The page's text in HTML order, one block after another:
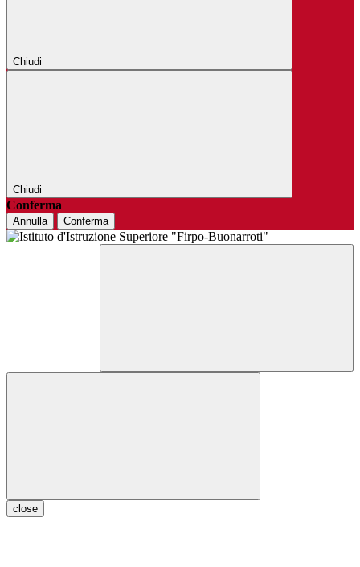
Chiudi
Chiudi
Conferma
Annulla Conferma
close